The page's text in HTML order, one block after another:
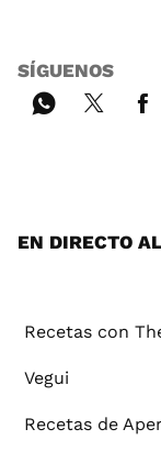
SÍGUENOS
EN DIRECTO
Recetas con
Vegui
Recetas de